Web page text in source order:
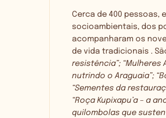
Cerca de 400 pessoas,
socioambientais, dos
acompanharam os
de vida tradicionais .
resistência”; “Mulheres
nutrindo o Araguaia”;
“Sementes da
“Roça Kupixapu’a – a
quilombolas que